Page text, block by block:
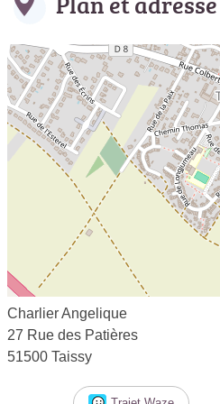
Charlier Angelique
27 Rue des Patières
51500 Taissy